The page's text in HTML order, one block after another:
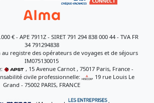
€ - APE 7911Z - SIRET 791 294 838 000 44 - TVA FR
34 791294838
registre des opérateurs de voyages et de séjours
IM075130015
, 15 Avenue Carnot , 75017 Paris, France -
civile professionnelle:
, 19 rue Louis Le
Grand - 75002 PARIS, FRANCE